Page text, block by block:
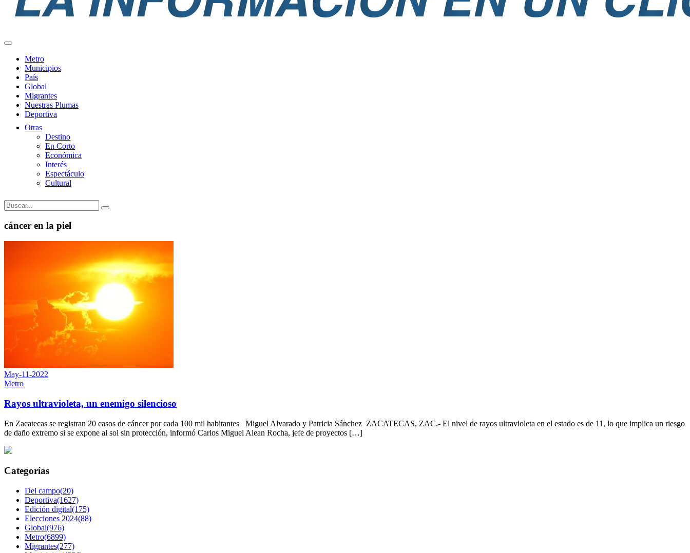
Metro
Municipios
País
Global
Migrantes
Nuestras Plumas
Deportiva
Otras
Destino
En Corto
Económica
Interés
Espectáculo
Cultural
cáncer en la piel
May-11-2022
Metro
Rayos ultravioleta, un enemigo silencioso
En Zacatecas se registran 20 casos de cáncer por cada 100 mil habitantes Miguel Alvarado y Patricia Sánchez ZACATECAS, ZAC.- El nivel de rayos ultravioleta en el estado es de 11, lo que implica un riesgo
de daño extremo si se expone al sol sin protección, informó Carlos Miguel Alean Rocha, jefe de proyectos […]
Categorías
Del campo(20)
Deportiva(1627)
Edición digital(175)
Elecciones 2024(88)
Global(976)
Metro(6899)
Migrantes(277)